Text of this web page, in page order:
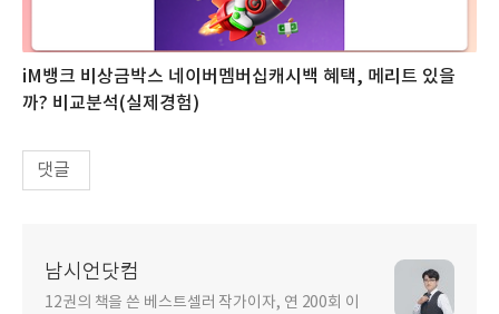
iM뱅크 비상금박스 네이버멤버십캐시백 혜택, 메리트 있을
까? 비교분석(실제경험)
댓글
남시언닷컴
12권의 책을 쓴 베스트셀러 작가이자, 연 200회 이